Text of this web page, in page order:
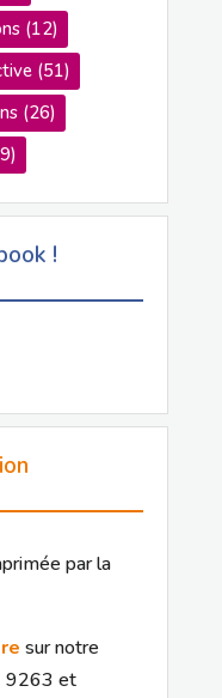
(12)
(51)
(26)
!
par la
sur notre
9263 et